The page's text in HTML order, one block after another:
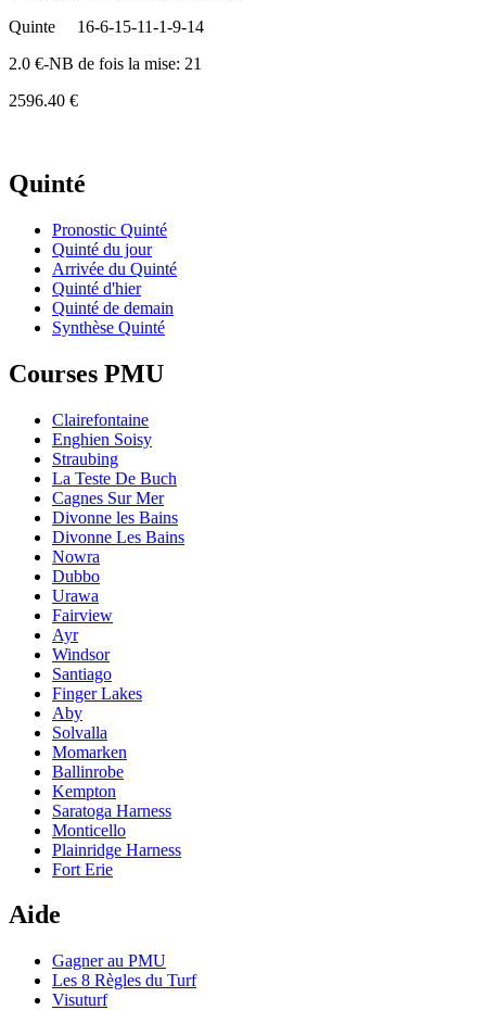
Quinte
16-6-15-11-1-9-14
2.0 €-NB de fois la mise: 21
2596.40 €
Quinté
Pronostic Quinté
Quinté du jour
Arrivée du Quinté
Quinté d'hier
Quinté de demain
Synthèse Quinté
Courses PMU
Clairefontaine
Enghien Soisy
Straubing
La Teste De Buch
Cagnes Sur Mer
Divonne les Bains
Divonne Les Bains
Nowra
Dubbo
Urawa
Fairview
Ayr
Windsor
Santiago
Finger Lakes
Aby
Solvalla
Momarken
Ballinrobe
Kempton
Saratoga Harness
Monticello
Plainridge Harness
Fort Erie
Aide
Gagner au PMU
Les 8 Règles du Turf
Visuturf